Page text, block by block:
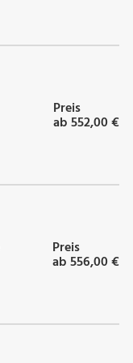
Preis
ab 552,00 €
Preis
ab 556,00 €